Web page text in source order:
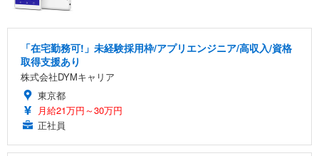
「在宅勤務可!」未経験採用枠/アプリエンジニア/高収入/資格
取得支援あり
株式会社DYMキャリア
東京都
月給21万円～30万円
正社員